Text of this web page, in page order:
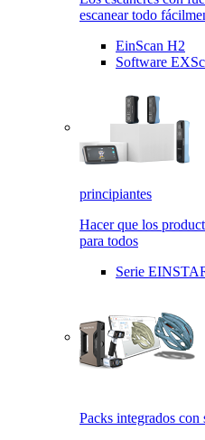
escanear todo
EinScan H2
Software
principiantes
Hacer que los
para todos
Serie
Packs integrados